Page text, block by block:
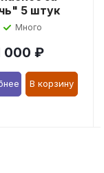
5 штук
Много
000 ₽
В корзину